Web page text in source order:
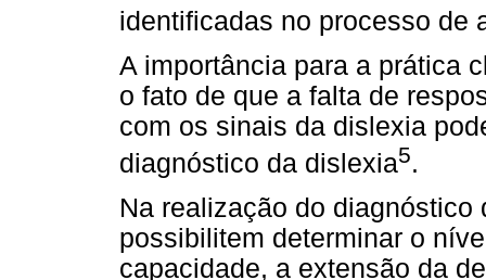
identificadas no processo de
A importância para a prática
o fato de que a falta de
com os sinais da dislexia
diagnóstico da dislexia5.
Na realização do
possibilitem determinar o
capacidade, a extensão da